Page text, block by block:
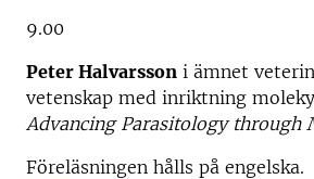
9.00
Peter Halvarsson i ämnet
vetenskap med inriktning
Advancing Parasitology through
Föreläsningen hålls på engelska.